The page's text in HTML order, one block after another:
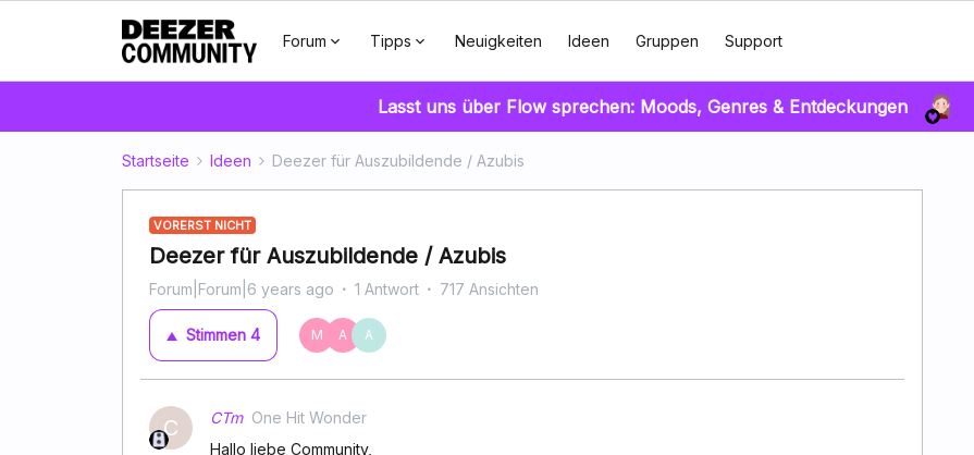
Forum Tipps Neuigkeiten Ideen Gruppen Support
Lasst uns über Flow sprechen: Moods, Genres & Entdeckungen
Startseite Ideen Deezer für Auszubildende / Azubis
VORERST NICHT
Deezer für Auszubildende / Azubis
Forum|Forum|6 years ago 1 Antwort 717 Ansichten
Stimmen 4 M A A
C CTm One Hit Wonder
Hallo liebe Community,